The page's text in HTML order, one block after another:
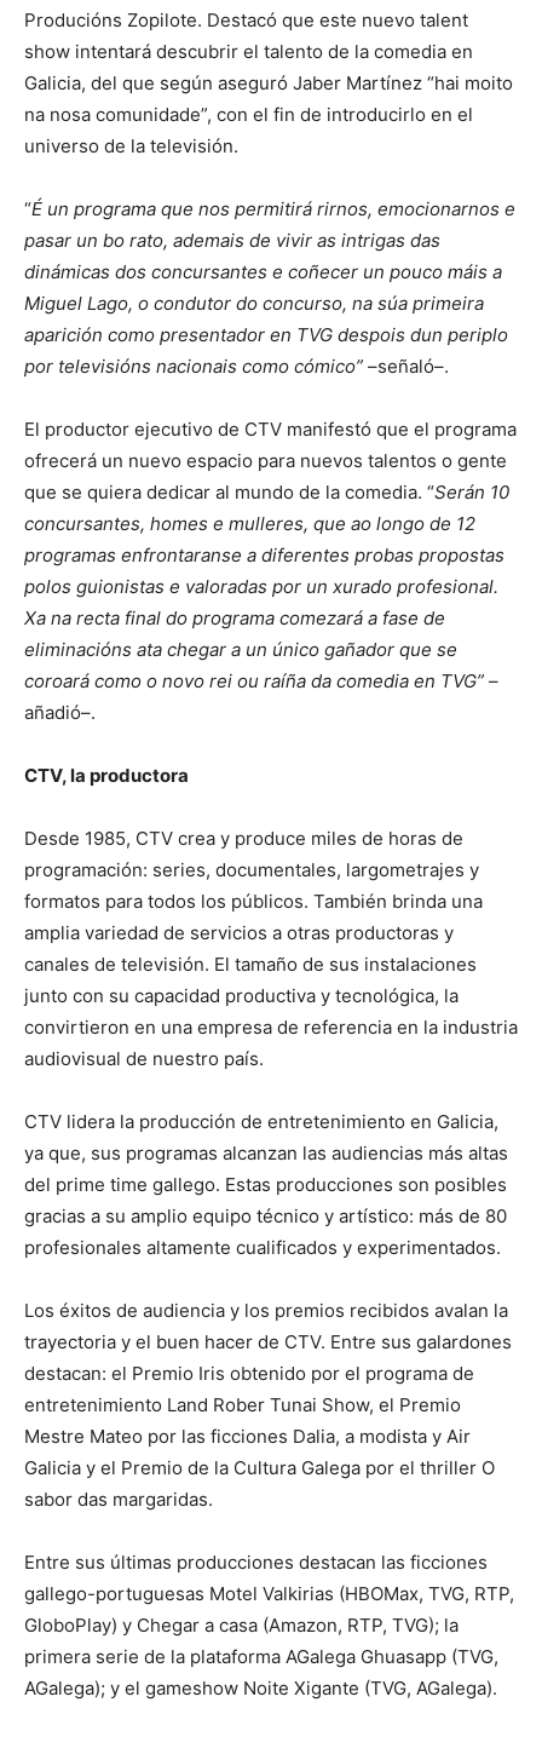
Producións Zopilote. Destacó que este nuevo talent
show intentará descubrir el talento de la comedia en
Galicia, del que según aseguró Jaber Martínez “hai moito
na nosa comunidade”, con el fin de introducirlo en el
universo de la televisión.
“É un programa que nos permitirá rirnos, emocionarnos e
pasar un bo rato, ademais de vivir as intrigas das
dinámicas dos concursantes e coñecer un pouco máis a
Miguel Lago, o condutor do concurso, na súa primeira
aparición como presentador en TVG despois dun periplo
por televisións nacionais como cómico” –señaló–.
El productor ejecutivo de CTV manifestó que el programa
ofrecerá un nuevo espacio para nuevos talentos o gente
que se quiera dedicar al mundo de la comedia. “Serán 10
concursantes, homes e mulleres, que ao longo de 12
programas enfrontaranse a diferentes probas propostas
polos guionistas e valoradas por un xurado profesional.
Xa na recta final do programa comezará a fase de
eliminacións ata chegar a un único gañador que se
coroará como o novo rei ou raíña da comedia en TVG” –
añadió–.
CTV, la productora
Desde 1985, CTV crea y produce miles de horas de
programación: series, documentales, largometrajes y
formatos para todos los públicos. También brinda una
amplia variedad de servicios a otras productoras y
canales de televisión. El tamaño de sus instalaciones
junto con su capacidad productiva y tecnológica, la
convirtieron en una empresa de referencia en la industria
audiovisual de nuestro país.
CTV lidera la producción de entretenimiento en Galicia,
ya que, sus programas alcanzan las audiencias más altas
del prime time gallego. Estas producciones son posibles
gracias a su amplio equipo técnico y artístico: más de 80
profesionales altamente cualificados y experimentados.
Los éxitos de audiencia y los premios recibidos avalan la
trayectoria y el buen hacer de CTV. Entre sus galardones
destacan: el Premio Iris obtenido por el programa de
entretenimiento Land Rober Tunai Show, el Premio
Mestre Mateo por las ficciones Dalia, a modista y Air
Galicia y el Premio de la Cultura Galega por el thriller O
sabor das margaridas.
Entre sus últimas producciones destacan las ficciones
gallego-portuguesas Motel Valkirias (HBOMax, TVG, RTP,
GloboPlay) y Chegar a casa (Amazon, RTP, TVG); la
primera serie de la plataforma AGalega Ghuasapp (TVG,
AGalega); y el gameshow Noite Xigante (TVG, AGalega).